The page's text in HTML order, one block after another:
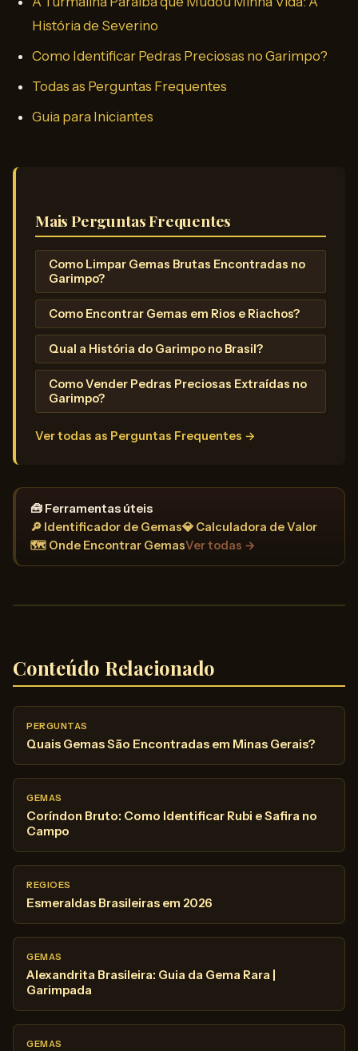
História de Severino
Como Identificar Pedras Preciosas no Garimpo?
Todas as Perguntas Frequentes
Guia para Iniciantes
Mais Perguntas Frequentes
Como Limpar Gemas Brutas Encontradas no
Garimpo?
Como Encontrar Gemas em Rios e Riachos?
Qual a História do Garimpo no Brasil?
Como Vender Pedras Preciosas Extraídas no
Garimpo?
Ver todas as Perguntas Frequentes →
🧰 Ferramentas úteis
🔎 Identificador de Gemas💎 Calculadora de Valor
🗺️ Onde Encontrar GemasVer todas →
Conteúdo Relacionado
PERGUNTAS
Quais Gemas São Encontradas em Minas Gerais?
GEMAS
Coríndon Bruto: Como Identificar Rubi e Safira no
Campo
REGIOES
Esmeraldas Brasileiras em 2026
GEMAS
Alexandrita Brasileira: Guia da Gema Rara |
Garimpada
GEMAS